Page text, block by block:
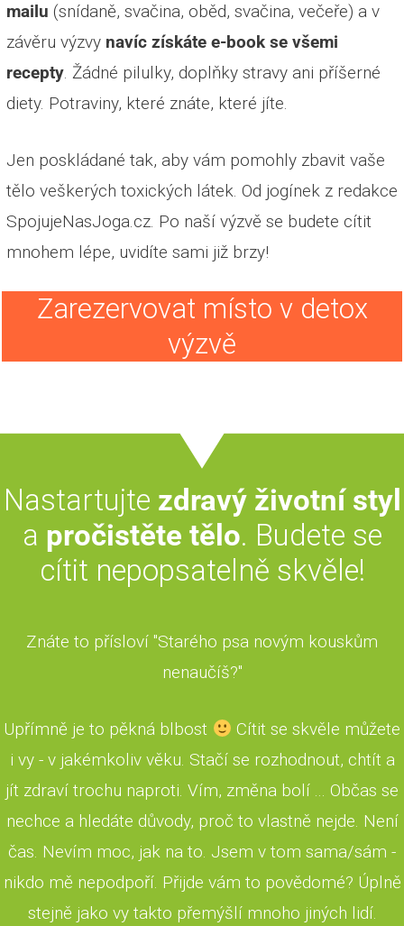
mailu (snídaně, svačina, oběd, svačina, večeře) a v
závěru výzvy navíc získáte e-book se všemi
recepty. Žádné pilulky, doplňky stravy ani příšerné
diety. Potraviny, které znáte, které jíte.
Jen poskládané tak, aby vám pomohly zbavit vaše
tělo veškerých toxických látek. Od jogínek z redakce
SpojujeNasJoga.cz. Po naší výzvě se budete cítit
mnohem lépe, uvidíte sami již brzy!
Zarezervovat místo v detox
výzvě
Nastartujte zdravý životní styl
a pročistěte tělo. Budete se
cítit nepopsatelně skvěle!
Znáte to přísloví "Starého psa novým kouskům
nenaučíš?"
Upřímně je to pěkná blbost
Cítit se skvěle můžete
i vy - v jakémkoliv věku. Stačí se rozhodnout, chtít a
jít zdraví trochu naproti. Vím, změna bolí ... Občas se
nechce a hledáte důvody, proč to vlastně nejde. Není
čas. Nevím moc, jak na to. Jsem v tom sama/sám -
nikdo mě nepodpoří. Přijde vám to povědomé? Úplně
stejně jako vy takto přemýšlí mnoho jiných lidí.